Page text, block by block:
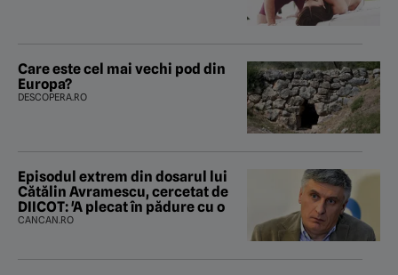
Care este cel mai vechi pod din
Europa?
DESCOPERA.RO
Episodul extrem din dosarul lui
Cătălin Avramescu, cercetat de
DIICOT: 'A plecat în pădure cu o
CANCAN.RO